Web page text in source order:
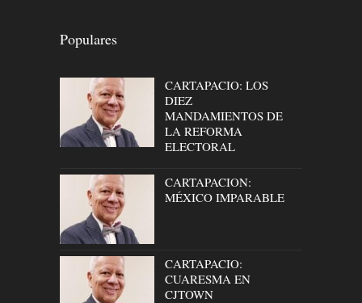
Populares
CARTAPACIO: LOS
DIEZ
MANDAMIENTOS DE
LA REFORMA
ELECTORAL
CARTAPACION:
MÉXICO IMPARABLE
CARTAPACIO:
CUARESMA EN
CJTOWN